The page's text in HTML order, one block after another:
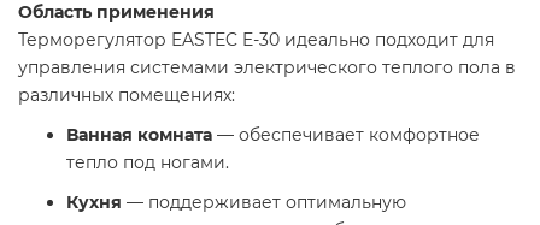
Область применения
Терморегулятор EASTEC E-30 идеально подходит для
управления системами электрического теплого пола в
различных помещениях:​
Ванная комната — обеспечивает комфортное
тепло под ногами.
Кухня — поддерживает оптимальную